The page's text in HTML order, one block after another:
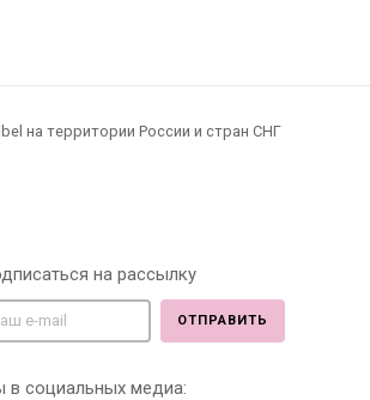
на территории России и стран СНГ
на рассылку
ОТПРАВИТЬ
в социальных медиа: